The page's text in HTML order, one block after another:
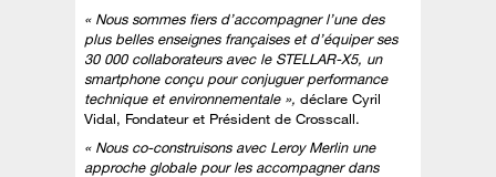
« Nous sommes fiers d’accompagner l’une des
plus belles enseignes françaises et d’équiper ses
30 000 collaborateurs avec le STELLAR-X5, un
smartphone conçu pour conjuguer performance
technique et environnementale », déclare Cyril
Vidal, Fondateur et Président de Crosscall.
« Nous co-construisons avec Leroy Merlin une
approche globale pour les accompagner dans